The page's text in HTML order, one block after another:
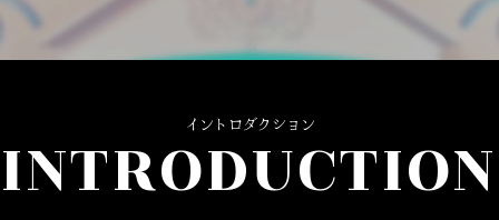
イントロダクション
INTRODUCTION